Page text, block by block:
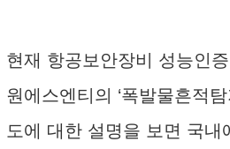
현재 항공보안장비 성능인
원에스엔티의 ‘폭발물흔적탐
도에 대한 설명을 보면 국내